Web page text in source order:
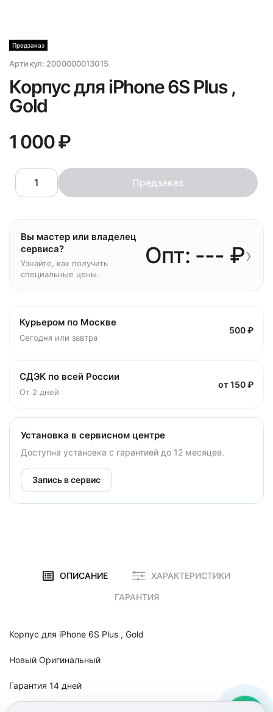
Предзаказ
Артикул: 2000000013015
Корпус для iPhone 6S Plus ,
Gold
1 000 ₽
Предзаказ
Вы мастер или владелец
сервиса?
Узнайте, как получить
специальные цены.
Опт: --- ₽›
Курьером по Москве
Сегодня или завтра
500 ₽
СДЭК по всей России
От 2 дней
от 150 ₽
Установка в сервисном центре
Доступна установка с гарантией до 12 месяцев.
Запись в сервис
ОПИСАНИЕ ХАРАКТЕРИСТИКИ
ГАРАНТИЯ
Корпус для iPhone 6S Plus , Gold
Новый Оригинальный
Гарантия 14 дней